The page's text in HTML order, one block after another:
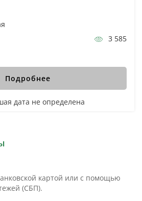
3 585
Подробнее
дата не определена
картой или с помощью
(СБП).